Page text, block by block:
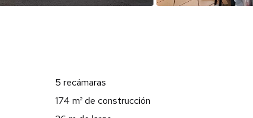
5 recámaras
174 m² de construcción